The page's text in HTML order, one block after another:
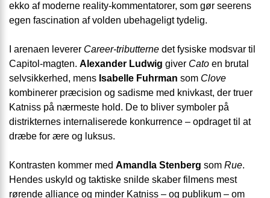
ekko af moderne reality-kommentatorer, som gør seerens
egen fascination af volden ubehageligt tydelig.
I arenaen leverer Career-tributterne det fysiske modsvar til
Capitol-magten. Alexander Ludwig giver Cato en brutal
selvsikkerhed, mens Isabelle Fuhrman som Clove
kombinerer præcision og sadisme med knivkast, der truer
Katniss på nærmeste hold. De to bliver symboler på
distrikternes internaliserede konkurrence – opdraget til at
dræbe for ære og luksus.
Kontrasten kommer med Amandla Stenberg som Rue.
Hendes uskyld og taktiske snilde skaber filmens mest
rørende alliance og minder Katniss – og publikum – om